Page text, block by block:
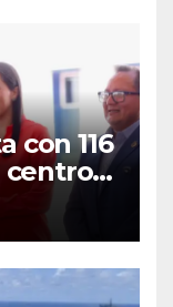
con 116
centros